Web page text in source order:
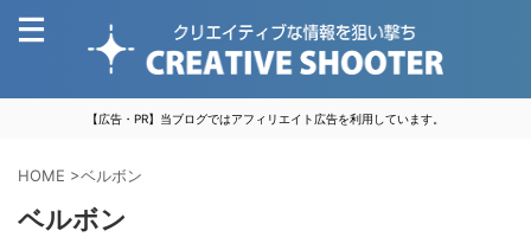
【広告・PR】当ブログではアフィリエイト広告を利用しています。
HOME >ベルボン
ベルボン